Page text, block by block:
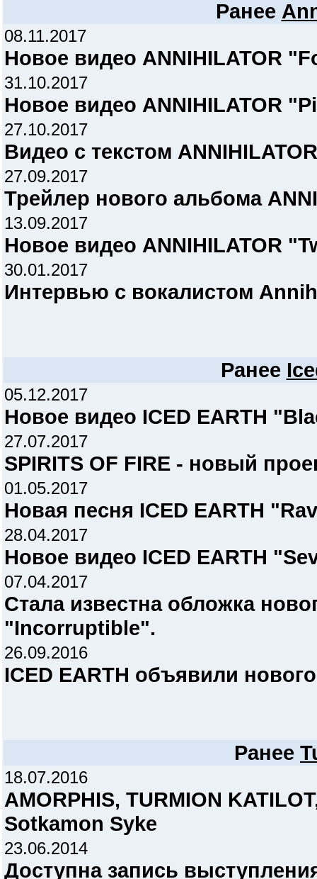
Ранее
08.11.2017
Новое видео ANNIHILATOR
31.10.2017
Новое видео ANNIHILATOR
27.10.2017
Видео с текстом
27.09.2017
Трейлер нового альбома
13.09.2017
Новое видео ANNIHILATOR
30.01.2017
Интервью с вокалистом
Ранее
05.12.2017
Новое видео ICED EARTH
27.07.2017
SPIRITS OF FIRE - новый
01.05.2017
Новая песня ICED EARTH
28.04.2017
Новое видео ICED EARTH
07.04.2017
Стала известна обложка
"Incorruptible".
26.09.2016
ICED EARTH объявили
Ранее
18.07.2016
AMORPHIS, TURMION
Sotkamon Syke
23.06.2014
Доступна запись